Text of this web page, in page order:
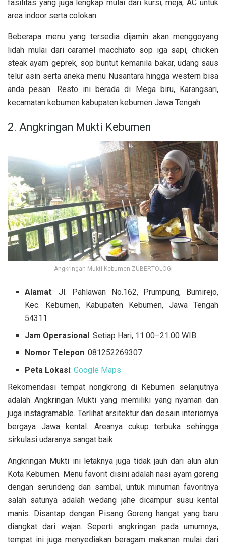
fasilitas yang juga lengkap mulai dari kursi, meja, AC untuk
area indoor serta colokan.
Beberapa menu yang tersedia dijamin akan menggoyang
lidah mulai dari caramel macchiato sop iga sapi, chicken
steak ayam geprek, sop buntut kemanila bakar, udang saus
telur asin serta aneka menu Nusantara hingga western bisa
anda pesan. Resto ini berada di Mega biru, Karangsari,
kecamatan kebumen kabupaten kebumen Jawa Tengah.
2. Angkringan Mukti Kebumen
Angkringan Mukti Kebumen ZUBERTOLOGI
Alamat: Jl. Pahlawan No.162, Prumpung, Bumirejo,
Kec. Kebumen, Kabupaten Kebumen, Jawa Tengah
54311
Jam Operasional: Setiap Hari, 11.00–21.00 WIB
Nomor Telepon: 081252269307
Peta Lokasi:Google Maps
Rekomendasi tempat nongkrong di Kebumen selanjutnya
adalah Angkringan Mukti yang memiliki yang nyaman dan
juga instagramable. Terlihat arsitektur dan desain interiornya
bergaya Jawa kental. Areanya cukup terbuka sehingga
sirkulasi udaranya sangat baik.
Angkringan Mukti ini letaknya juga tidak jauh dari alun alun
Kota Kebumen. Menu favorit disini adalah nasi ayam goreng
dengan serundeng dan sambal, untuk minuman favoritnya
salah satunya adalah wedang jahe dicampur susu kental
manis. Disantap dengan Pisang Goreng hangat yang baru
diangkat dari wajan. Seperti angkringan pada umumnya,
tempat ini juga menyediakan beragam makanan mulai dari